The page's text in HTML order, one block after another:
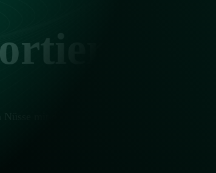
mit den fortschrittlichen optischen